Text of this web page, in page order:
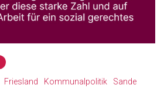
Friesland Kommunalpolitik
Sande